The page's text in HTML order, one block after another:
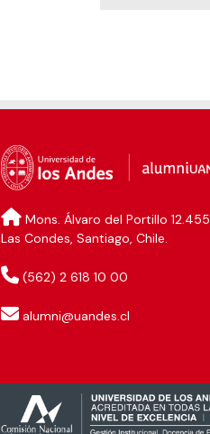
Mons. Álvaro del Portillo 12.455
Las Condes, Santiago, Chile.
(562) 2 618 10 00
alumni@uandes.cl